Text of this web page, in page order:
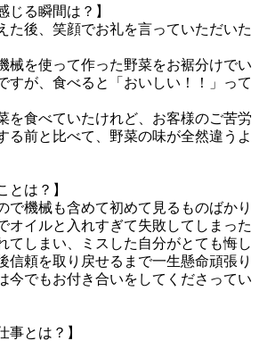
じる瞬間は？】
た後、笑顔でお礼を言っていただいた
械を使って作った野菜をお裾分けでい
すが、食べると「おいしい！！」って
を食べていたけれど、お客様のご苦労
る前と比べて、野菜の味が全然違うよ
とは？】
で機械も含めて初めて見るものばかり
オイルと入れすぎて失敗してしまった
てしまい、ミスした自分がとても悔し
信頼を取り戻せるまで一生懸命頑張り
今でもお付き合いをしてくださってい
事とは？】